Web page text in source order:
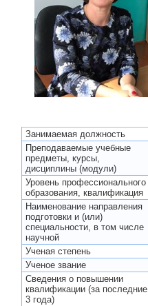
Занимаемая должность
Преподаваемые учебные
предметы, курсы,
дисциплины (модули)
Уровень профессионального
образования, квалификация
Наименование направления
подготовки и (или)
специальности, в том числе
научной
Ученая степень
Ученое звание
Сведения о повышении
квалификации (за последние
3 года)